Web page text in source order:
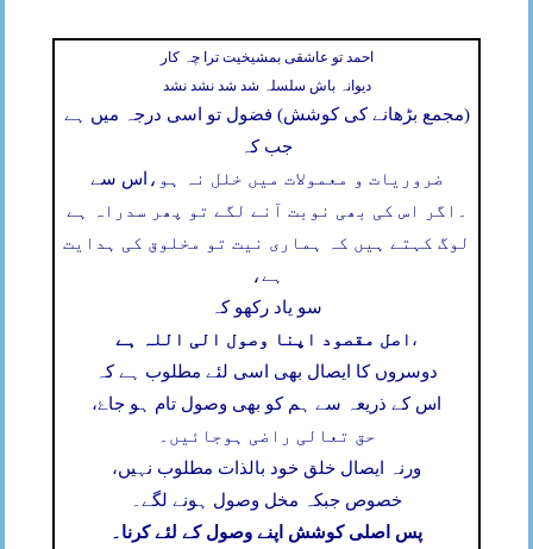
احمد تو عاشقی بمشیخیت ترا چہ کار
دیوانہ باش سلسلہ شد شد نشد نشد
(مجمع بڑھانے کی کوشش) فضول تو اسی درجہ میں ہے
جب کہ
اس سے ضروریات و معمولات میں خلل نہ ہو،
اگر اس کی بھی نوبت آنے لگے تو پھر سدراہ ہے
لوگ کہتے ہیں کہ ہماری نیت تو مخلوق کی ہدایت
ہے،
سو یاد رکھو کہ
اصل مقصود اپنا وصول الی اللہ ہے ،
دوسروں کا ایصال بھی اسی لئے مطلوب ہے کہ
اس کے ذریعہ سے ہم کو بھی وصول تام ہو جاۓ،
حق تعالی راضی ہوجائیں۔
ورنہ ایصال خلق خود بالذات مطلوب نہیں،
خصوص جبکہ مخل وصول ہونے لگے۔
پس اصلی کوشش اپنے وصول کے لئے کرنا۔